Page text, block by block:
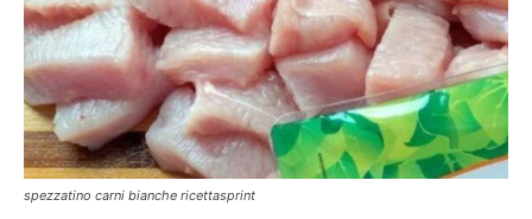
spezzatino carni bianche ricettasprint